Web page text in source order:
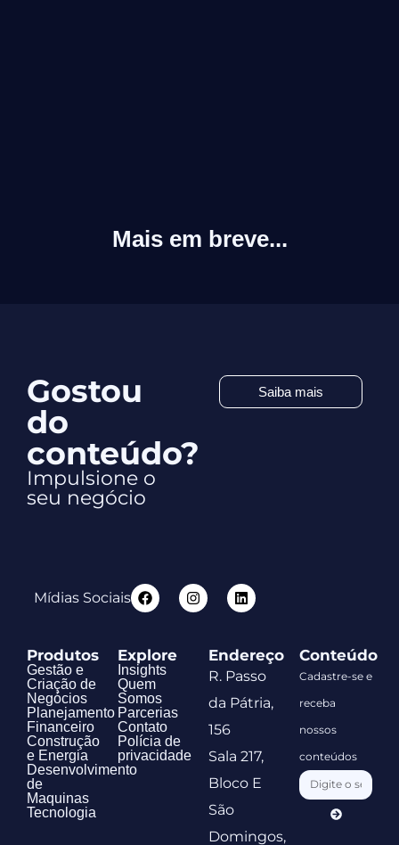
Mais em breve...
Gostou
do
conteúdo?
Impulsione o
seu negócio
Saiba mais
Mídias Sociais
Produtos
Gestão e
Criação de
Negócios
Planejamento
Financeiro
Construção
e Energia
Desenvolvimento
de
Maquinas
Tecnologia
Explore
Insights
Quem
Somos
Parcerias
Contato
Polícia de
privacidade
Endereço
R. Passo
da Pátria,
156
Sala 217,
Bloco E
São
Domingos,
Conteúdo
Cadastre-se e
receba
nossos
conteúdos